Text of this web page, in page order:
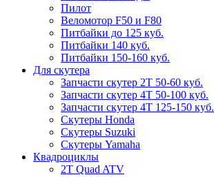
Пилот
Веломотор F50 и F80
Питбайки до 125 куб.
Питбайки 140 куб.
Питбайки 150-160 куб.
Для скутера
Запчасти скутер 2Т 50-60 куб.
Запчасти скутер 4Т 50-100 куб.
Запчасти скутер 4Т 125-150 куб.
Скутеры Honda
Скутеры Suzuki
Скутеры Yamaha
Квадроциклы
2T Quad ATV